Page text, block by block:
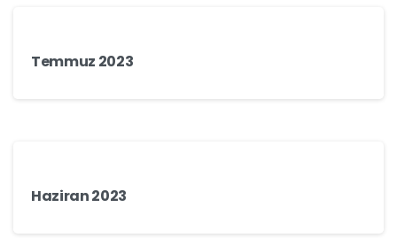
Temmuz 2023
Haziran 2023